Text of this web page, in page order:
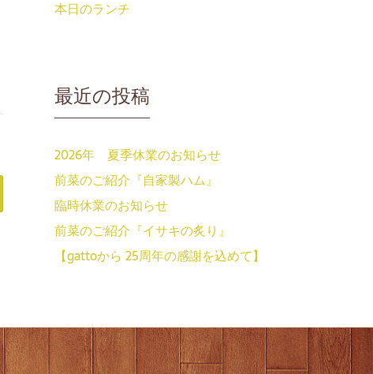
本日のランチ
最近の投稿
2026年 夏季休業のお知らせ
前菜のご紹介『自家製ハム』
臨時休業のお知らせ
前菜のご紹介『イサキの炙り』
【gattoから 25周年の感謝を込めて】